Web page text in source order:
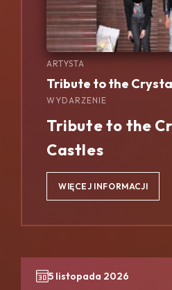
ARTYSTA
Tribute to the
WYDARZENIE
Tribute to the
Castles
WIĘCEJ INFORMACJI
5 listopada 2026